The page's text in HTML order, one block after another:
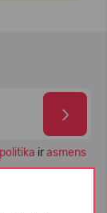
irasmens